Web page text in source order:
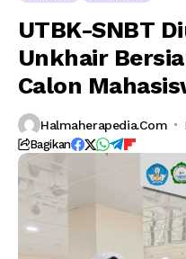
UTBK-SNBT
Unkhair
Calon
Halmaherapedia.com
Bagikan